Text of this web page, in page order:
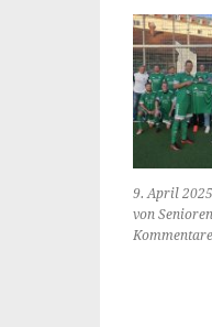
9. April 2025
von